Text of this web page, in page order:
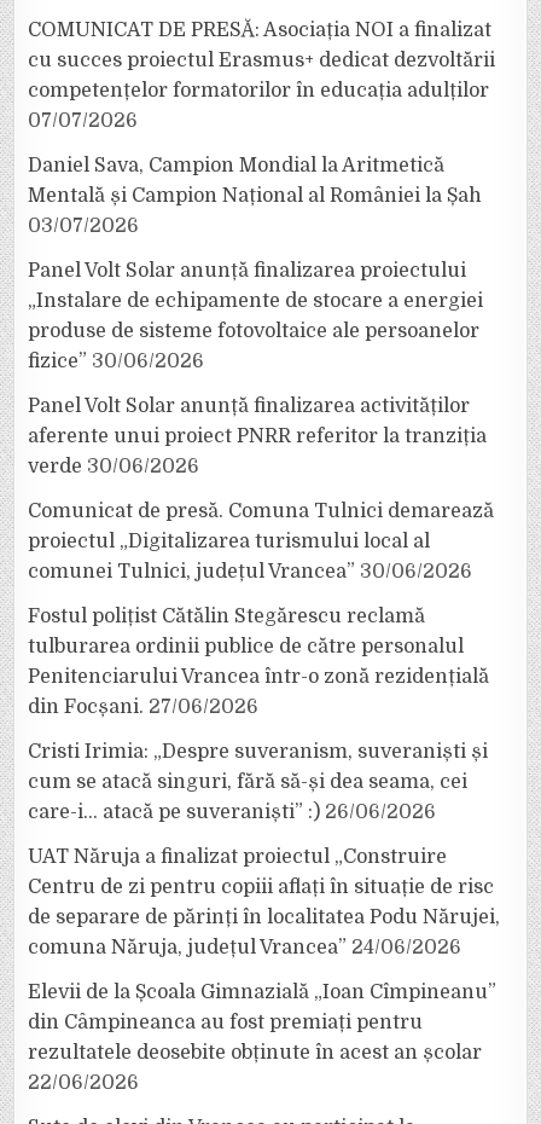
COMUNICAT DE PRESĂ: Asociația NOI a finalizat
cu succes proiectul Erasmus+ dedicat dezvoltării
competențelor formatorilor în educația adulților
07/07/2026
Daniel Sava, Campion Mondial la Aritmetică
Mentală și Campion Național al României la Șah
03/07/2026
Panel Volt Solar anunță finalizarea proiectului
„Instalare de echipamente de stocare a energiei
produse de sisteme fotovoltaice ale persoanelor
fizice” 30/06/2026
Panel Volt Solar anunță finalizarea activităților
aferente unui proiect PNRR referitor la tranziția
verde 30/06/2026
Comunicat de presă. Comuna Tulnici demarează
proiectul „Digitalizarea turismului local al
comunei Tulnici, județul Vrancea” 30/06/2026
Fostul polițist Cătălin Stegărescu reclamă
tulburarea ordinii publice de către personalul
Penitenciarului Vrancea într-o zonă rezidențială
din Focșani. 27/06/2026
Cristi Irimia: „Despre suveranism, suveraniști și
cum se atacă singuri, fără să-și dea seama, cei
care-i… atacă pe suveraniști” :) 26/06/2026
UAT Năruja a finalizat proiectul „Construire
Centru de zi pentru copiii aflați în situație de risc
de separare de părinți în localitatea Podu Nărujei,
comuna Năruja, județul Vrancea” 24/06/2026
Elevii de la Școala Gimnazială „Ioan Cîmpineanu”
din Câmpineanca au fost premiați pentru
rezultatele deosebite obținute în acest an școlar
22/06/2026